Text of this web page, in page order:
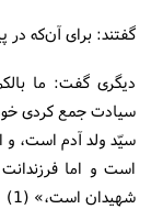
گفتند: براى آن‌كه
ديگرى گفت: ما
سيادت جمع كردى
سيّد ولد آدم است، و
است و اما
شهيدان است،» (1)